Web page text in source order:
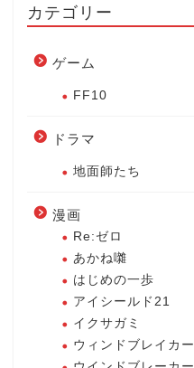
カテゴリー
ゲーム
FF10
ドラマ
地面師たち
漫画
Re:ゼロ
あかね囃
はじめの一歩
アイシールド21
イクサガミ
ウィンドブレイカー